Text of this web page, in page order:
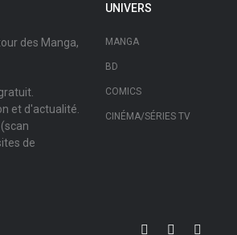
des Manga,
et d'actualité.
de
UNIVERS
MANGA
BD
COMICS
CINÉMA/SÉRIES TV